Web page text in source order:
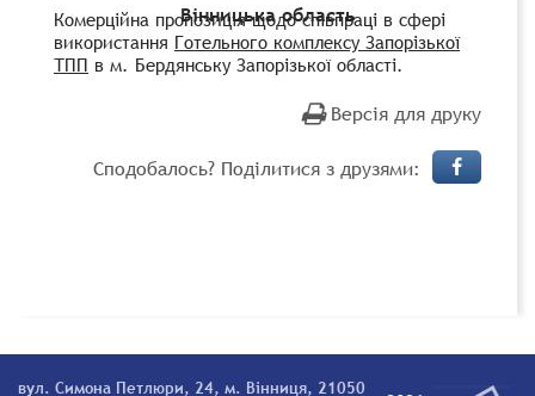
Вінницька область
Комерційна пропозиція щодо співпраці в сфері
використання Готельного комплексу Запорізької
ТПП в м. Бердянську Запорізької області.
Версія для друку
Сподобалось? Поділитися з друзями:
вул. Симона Петлюри, 24, м. Вінниця, 21050